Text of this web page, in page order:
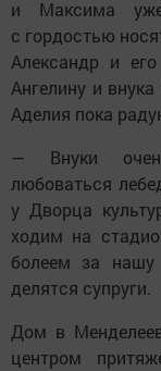
и Максима
с гордостью
Александр и
Ангелину и
Аделия пока
— Внуки
любоваться
у Дворца
ходим на
болеем за
делятся супруги.
Дом в
центром